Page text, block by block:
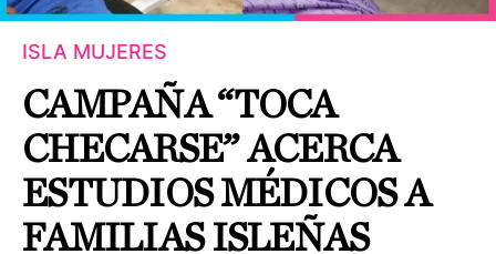
ISLA MUJERES
CAMPAÑA “TOCA
CHECARSE” ACERCA
ESTUDIOS MÉDICOS A
FAMILIAS ISLEÑAS